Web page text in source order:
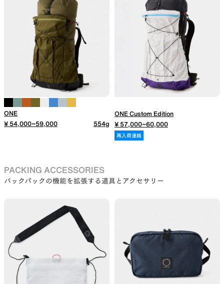
SLEEPING PADS
最軽量のスリーピングパッド
REPAIR PARTS
補修用パッチとバックパック
パーツ
製品ロスをなくすための特別
ONE
¥ 54,000~59,000
554g
ONE Custom Edition
¥ 57,000~60,000
再入荷連絡
PACKING ACCESSORIES
バックパックの機能を拡張する道具とアクセサリー